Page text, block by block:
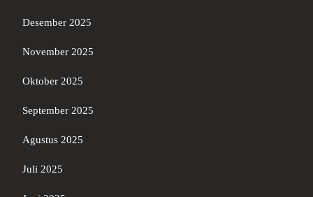
Desember 2025
November 2025
Oktober 2025
September 2025
Agustus 2025
Juli 2025